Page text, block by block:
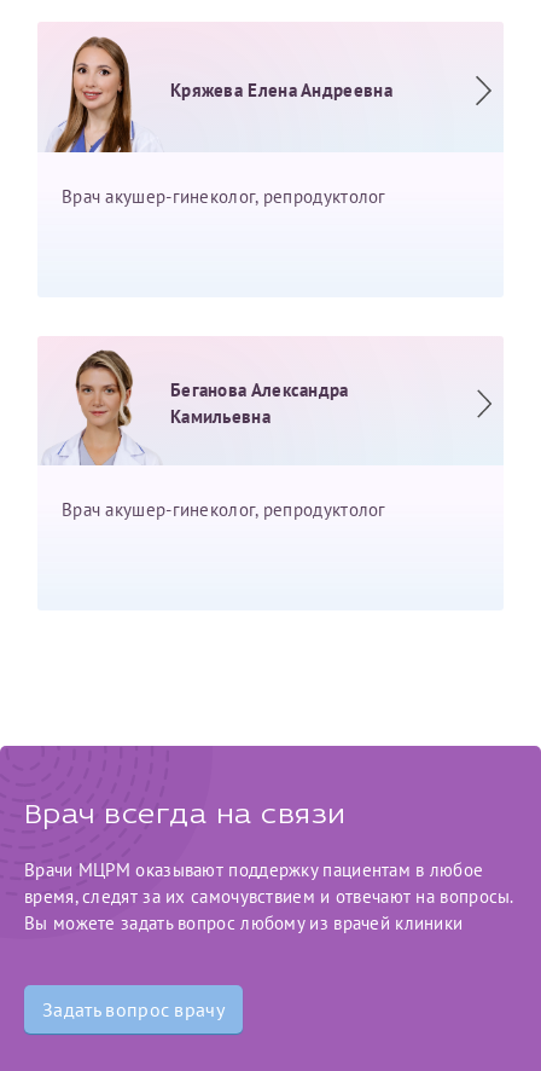
Кряжева Елена Андреевна
Врач акушер-гинеколог, репродуктолог
Беганова Александра
Камильевна
Врач акушер-гинеколог, репродуктолог
Врач всегда на связи
Врачи МЦРМ оказывают поддержку пациентам в любое
время, следят за их самочувствием и отвечают на вопросы.
Вы можете задать вопрос любому из врачей клиники
Задать вопрос врачу